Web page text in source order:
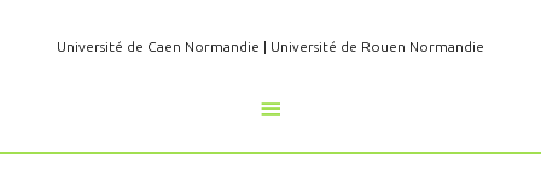
Université de Caen Normandie | Université de Rouen Normandie
Au
dessus